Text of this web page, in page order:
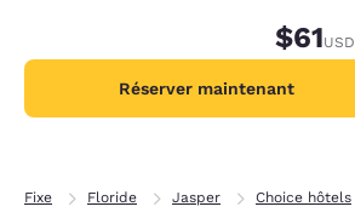
$61USD
Réserver maintenant
Fixe Floride Jasper Choice hôtels